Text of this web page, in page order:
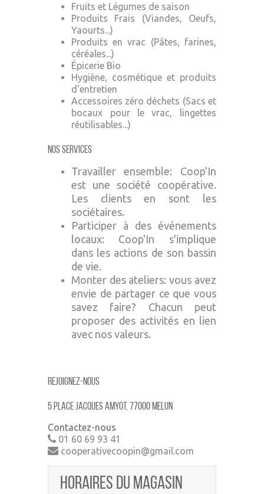
Fruits et Légumes de saison
Produits Frais (Viandes, Oeufs,
Yaourts...)
Produits en vrac (Pâtes, farines,
céréales...)
Épicerie Bio
Hygiène, cosmétique et produits
d'entretien
Accessoires zéro déchets (Sacs et
bocaux pour le vrac, lingettes
réutilisables...)
Nos Services
Travailler ensemble: Coop'In
est une société coopérative.
Les clients en sont les
sociétaires.
Participer à des événements
locaux: Coop'In s'implique
dans les actions de son bassin
de vie.
Monter des ateliers: vous avez
envie de partager ce que vous
savez faire? Chacun peut
proposer des activités en lien
avec nos valeurs.
Rejoignez-nous
5 place jacques amyot, 77000 MELUN
Contactez-nous
01 60 69 93 41
cooperativecoopin@gmail.com
Horaires du magasin